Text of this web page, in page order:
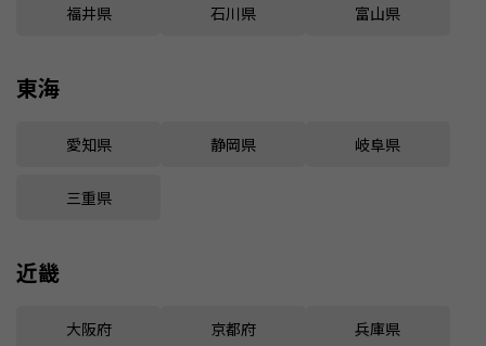
福井県 石川県 富山県
東海
愛知県 静岡県 岐阜県
三重県
近畿
大阪府 京都府 兵庫県